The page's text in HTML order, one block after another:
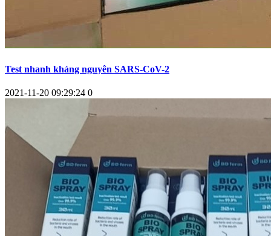
Test nhanh kháng nguyên SARS-CoV-2
2021-11-20 09:29:24 0